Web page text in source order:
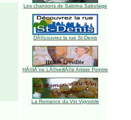
Les chansons de Sabrina Sabotage
DÃ©couvrez la rue St-Denis
HÃ©lÃ¨ne LÃ©veillÃ©e Artiste Peintre
La Romance du Vin Vignoble